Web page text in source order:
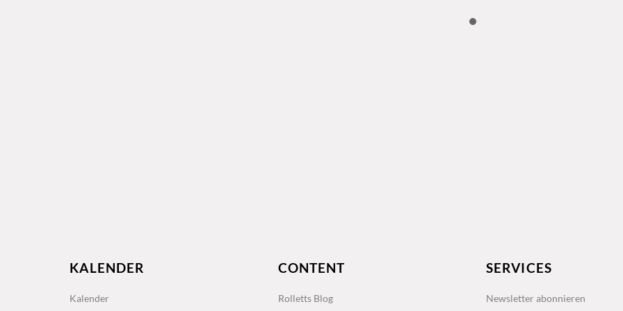
KALENDER
Kalender
CONTENT
Rolletts Blog
SERVICES
Newsletter abonnieren